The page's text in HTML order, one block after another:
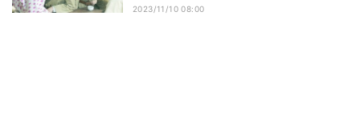
2023/11/10 08:00